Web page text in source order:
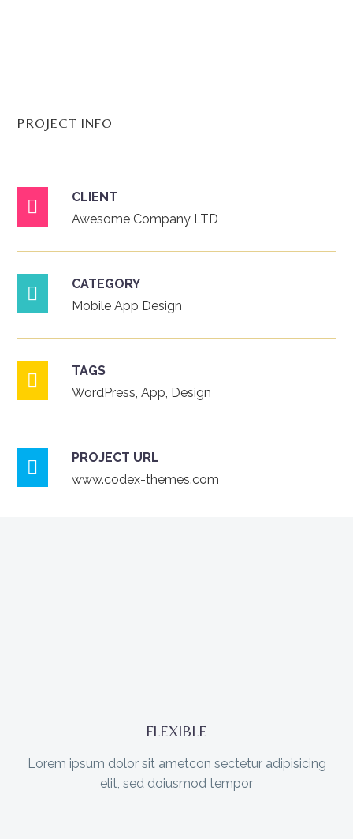
PROJECT INFO

CLIENT
Awesome Company LTD

CATEGORY
Mobile App Design

TAGS
WordPress, App, Design

PROJECT URL
www.codex-themes.com
FLEXIBLE
Lorem ipsum dolor sit ametcon sectetur adipisicing
elit, sed doiusmod tempor